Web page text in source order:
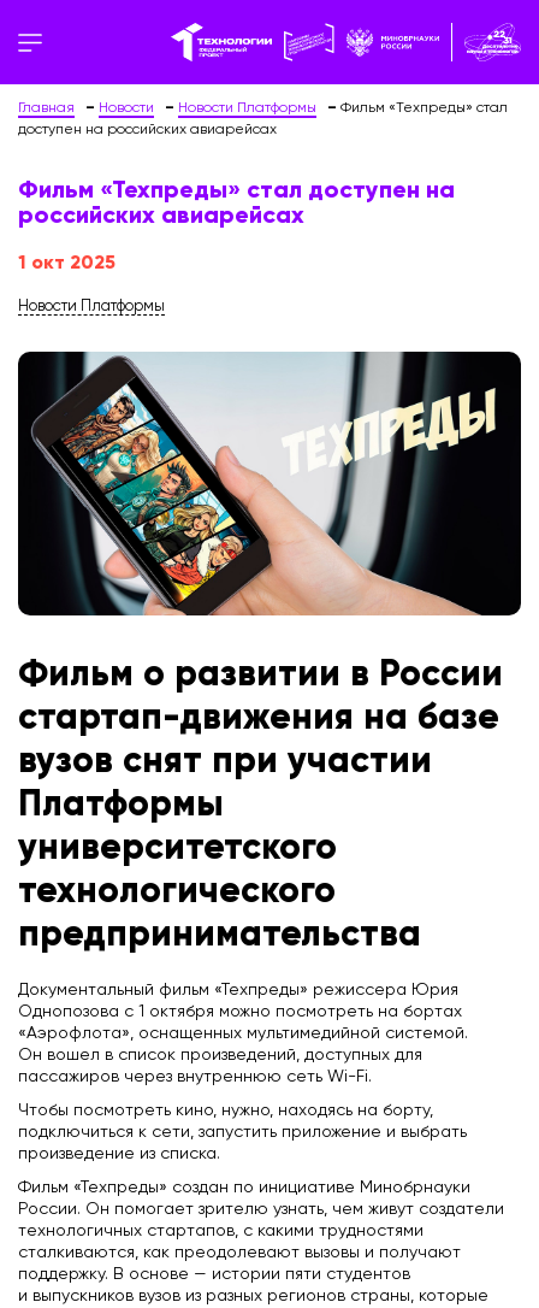
Главная Новости Новости Платформы
Фильм «Техпреды» стал
доступен на российских авиарейсах
Фильм «Техпреды» стал доступен на
российских авиарейсах
1 окт 2025
Новости Платформы
Фильм о развитии в России
стартап-движения на базе
вузов снят при участии
Платформы
университетского
технологического
предпринимательства
Документальный фильм «Техпреды» режиссера Юрия
Однопозова с 1 октября можно посмотреть на бортах
«Аэрофлота», оснащенных мультимедийной системой.
Он вошел в список произведений, доступных для
пассажиров через внутреннюю сеть Wi-Fi.
Чтобы посмотреть кино, нужно, находясь на борту,
подключиться к сети, запустить приложение и выбрать
произведение из списка.
Фильм «Техпреды» создан по инициативе Минобрнауки
России. Он помогает зрителю узнать, чем живут создатели
технологичных стартапов, с какими трудностями
сталкиваются, как преодолевают вызовы и получают
поддержку. В основе — истории пяти студентов
и выпускников вузов из разных регионов страны, которые